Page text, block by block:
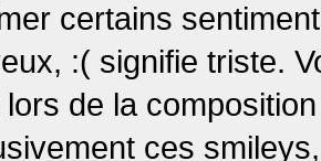
certains
:( signifie triste.
de la
ces